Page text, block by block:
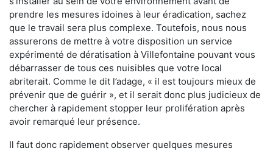
prendre les mesures idoines à leur éradication, sachez
que le travail sera plus complexe. Toutefois, nous nous
assurerons de mettre à votre disposition un service
expérimenté de dératisation à Villefontaine pouvant vous
débarrasser de tous ces nuisibles que votre local
abriterait. Comme le dit l’adage, « il est toujours mieux de
prévenir que de guérir », et il serait donc plus judicieux de
chercher à rapidement stopper leur prolifération après
avoir remarqué leur présence.
Il faut donc rapidement observer quelques mesures